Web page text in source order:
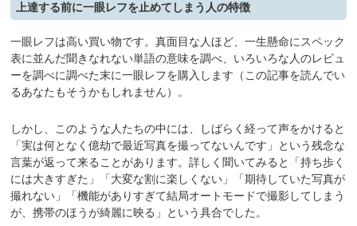
上達する前に一眼レフを止めてしまう人の特徴
一眼レフは高い買い物です。真面目な人ほど、一生懸命にスペック
表に並んだ聞きなれない単語の意味を調べ、いろいろな人のレビュ
ーを調べに調べた末に一眼レフを購入します（この記事を読んでい
るあなたもそうかもしれません）。
しかし、このような人たちの中には、しばらく経って声をかけると
「実は何となく億劫で最近写真を撮ってないんです」という残念な
言葉が返って来ることがあります。詳しく聞いてみると「持ち歩く
には大きすぎた」「大変な割に楽しくない」「期待していた写真が
撮れない」「機能がありすぎて結局オートモードで撮影してしまう
が、携帯のほうが綺麗に映る」という具合でした。